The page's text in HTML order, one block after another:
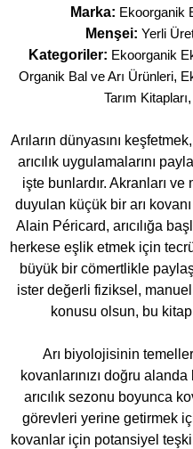
Marka: Ekoorganik
Menşei: Yerli
Kategoriler: Ekoorganik
Organik Bal ve Arı Ürünleri,
Tarım Kitapları,
Arıların dünyasını
arıcılık uygulamalarını
işte bunlardır. Akranları ve
duyulan küçük bir arı
Alain Péricard, arıcılığa
herkese eşlik etmek için
büyük bir cömertlikle
ister değerli fiziksel,
konusu olsun, bu
Arı biyolojisinin
kovanlarınızı doğru
arıcılık sezonu boyunca
görevleri yerine getirmek
kovanlar için potansiyel